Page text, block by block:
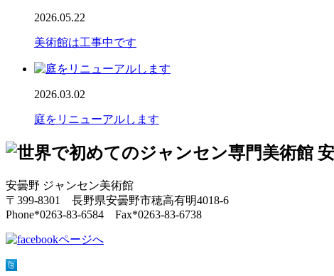
2026.05.22
美術館は工事中です
2026.03.02
庭をリニューアルします
安曇野 ジャンセン美術館
〒399-8301 長野県安曇野市穂高有明4018-6
Phone*0263-83-6584 Fax*0263-83-6738